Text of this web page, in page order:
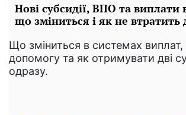
Нові субсидії, ВПО та
що зміниться і як не втратить
Що зміниться в системах виплат,
допомогу та як отримувати дві
одразу.